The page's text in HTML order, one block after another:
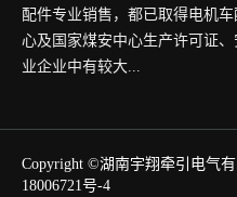
配件专业销售，都已取得电机
心及国家煤安中心生产许可证
业企业中有较大...
Copyright ©湖南宇翔牵引电气
18006721号-4